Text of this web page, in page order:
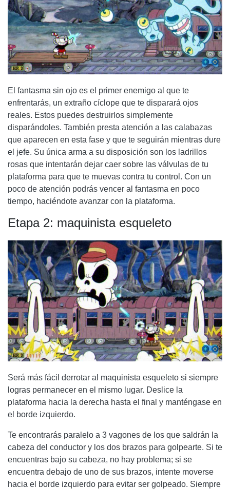
El fantasma sin ojo es el primer enemigo al que te
enfrentarás, un extraño cíclope que te disparará ojos
reales. Estos puedes destruirlos simplemente
disparándoles. También presta atención a las calabazas
que aparecen en esta fase y que te seguirán mientras dure
el jefe. Su única arma a su disposición son los ladrillos
rosas que intentarán dejar caer sobre las válvulas de tu
plataforma para que te muevas contra tu control. Con un
poco de atención podrás vencer al fantasma en poco
tiempo, haciéndote avanzar con la plataforma.
Etapa 2: maquinista esqueleto
Será más fácil derrotar al maquinista esqueleto si siempre
logras permanecer en el mismo lugar. Deslice la
plataforma hacia la derecha hasta el final y manténgase en
el borde izquierdo.
Te encontrarás paralelo a 3 vagones de los que saldrán la
cabeza del conductor y los dos brazos para golpearte. Si te
encuentras bajo su cabeza, no hay problema; si se
encuentra debajo de uno de sus brazos, intente moverse
hacia el borde izquierdo para evitar ser golpeado. Siempre